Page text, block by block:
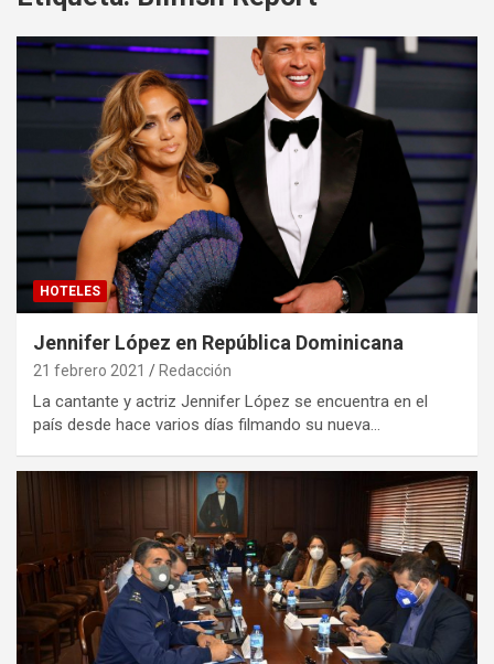
HOTELES
Jennifer López en República Dominicana
21 febrero 2021 Redacción
La cantante y actriz Jennifer López se encuentra en el
país desde hace varios días filmando su nueva…